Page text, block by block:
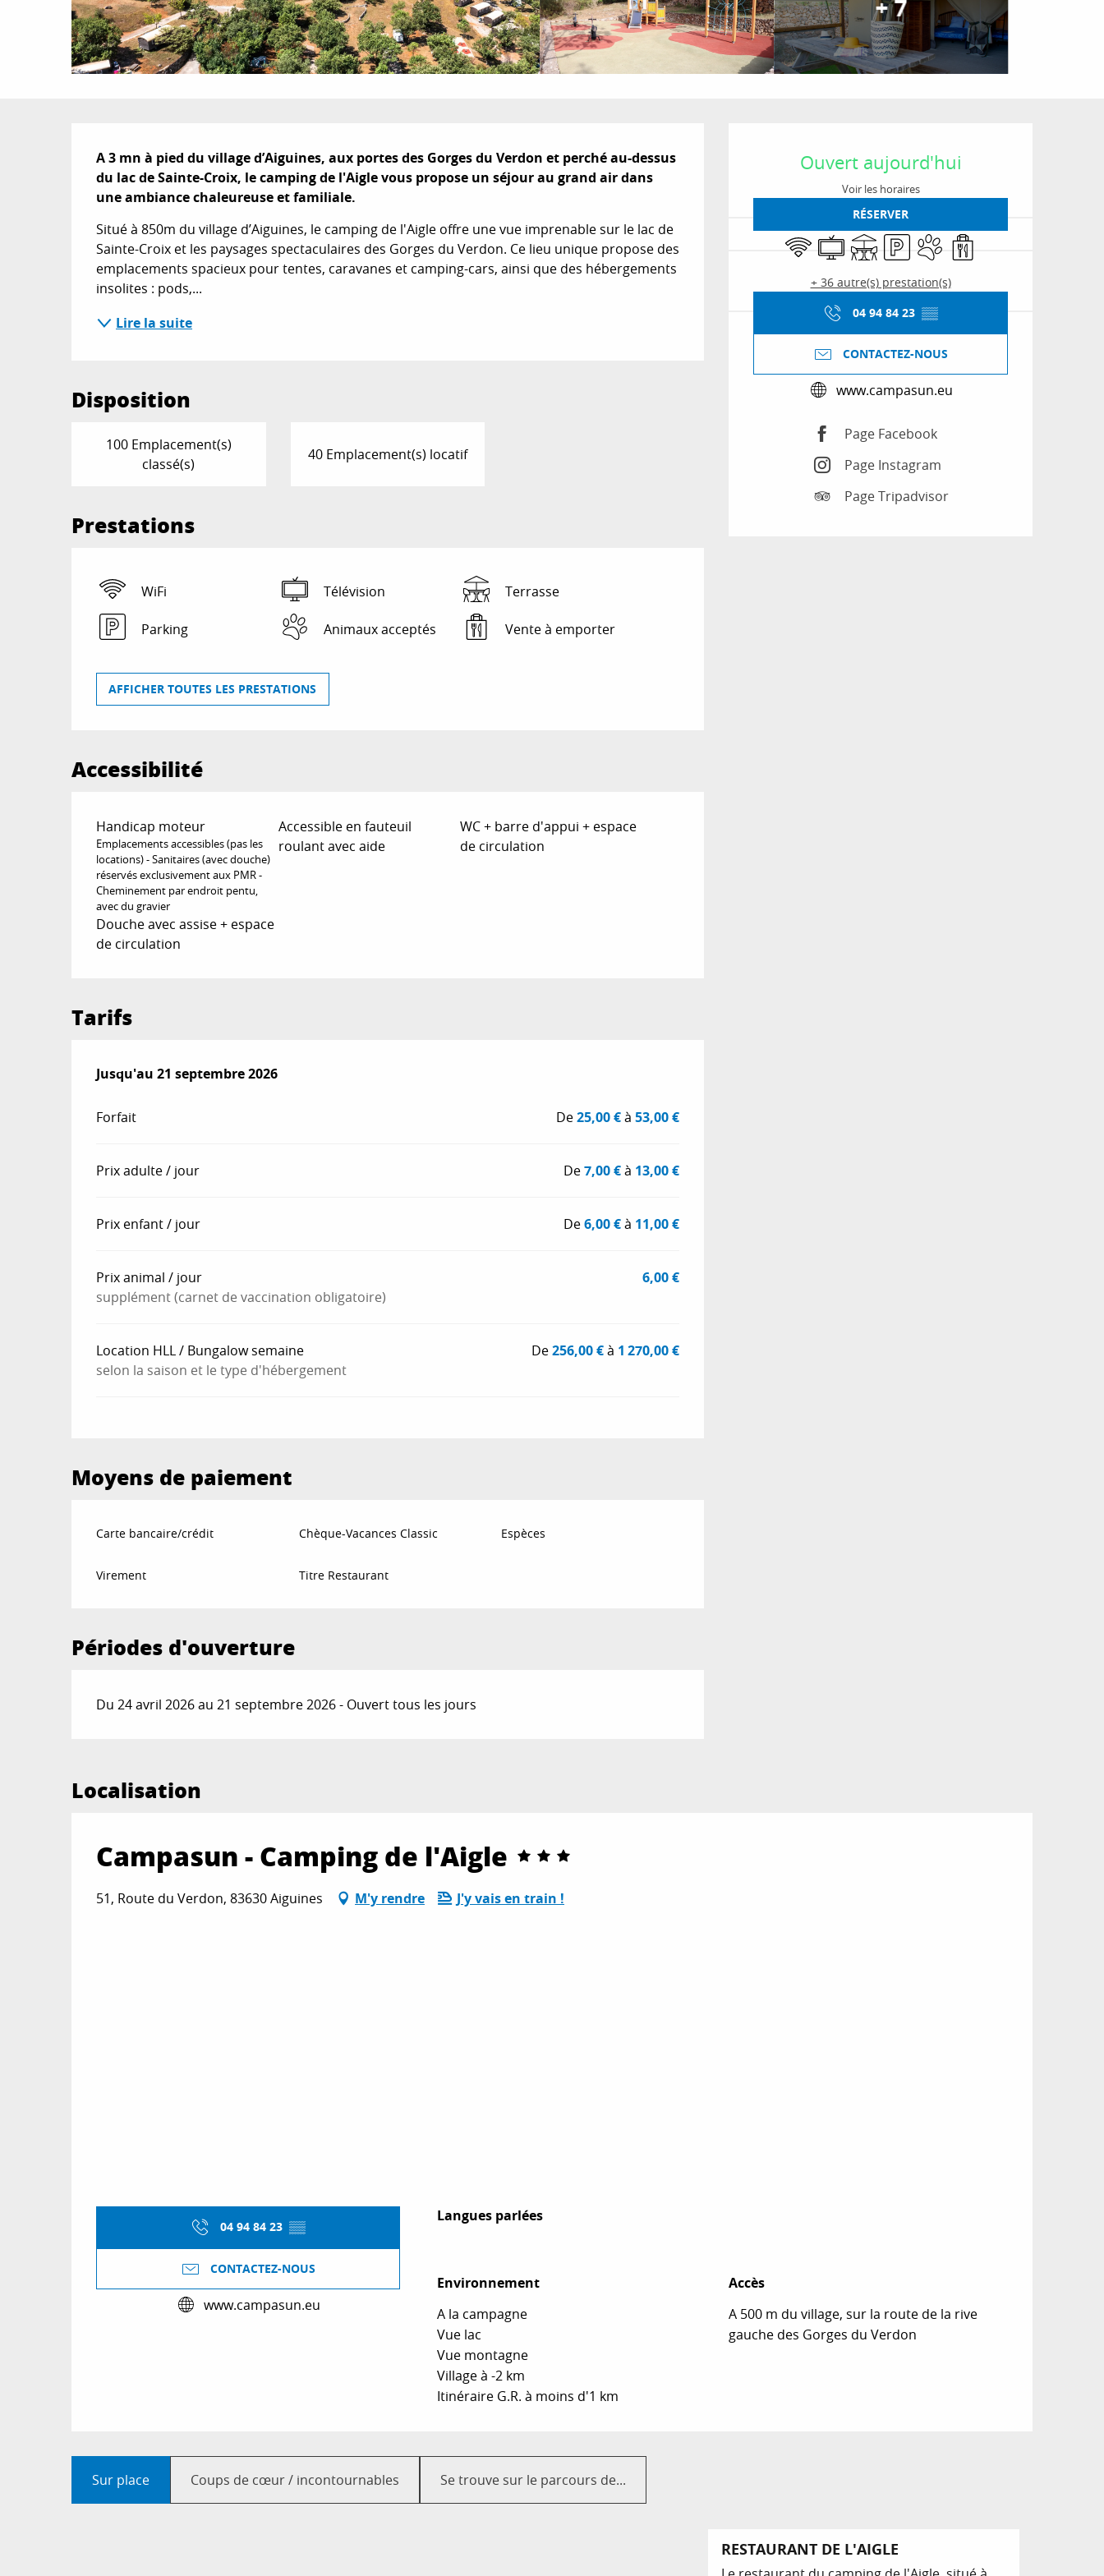
+ 7
Ouverture et
Ouvert aujourd'hui
Voir les horaires
RÉSERVER
WiFi TélévisionTerrasseParkingAnimaux acceptés
Vente à emporter
+ 36 autre(s) prestation(s)
04 94 84 23 ▒▒
CONTACTEZ-NOUS
www.campasun.eu
Page Facebook
Page Instagram
Page Tripadvisor
Description
A 3 mn à pied du village d’Aiguines, aux portes des Gorges du Verdon et perché au-dessus
du lac de Sainte-Croix, le camping de l'Aigle vous propose un séjour au grand air dans
une ambiance chaleureuse et familiale.
Situé à 850m du village d’Aiguines, le camping de l'Aigle offre une vue imprenable sur le lac de
Sainte-Croix et les paysages spectaculaires des Gorges du Verdon. Ce lieu unique propose des
emplacements spacieux pour tentes, caravanes et camping-cars, ainsi que des hébergements
insolites : pods,...
Lire la suite
Disposition
100 Emplacement(s)
classé(s)
40 Emplacement(s) locatif
Prestations
WiFi Télévision Terrasse
Parking Animaux acceptés Vente à emporter
AFFICHER TOUTES LES PRESTATIONS
Accessibilité
Handicap moteur
Emplacements accessibles (pas les
locations) - Sanitaires (avec douche)
réservés exclusivement aux PMR -
Cheminement par endroit pentu,
avec du gravier
Accessible en fauteuil
roulant avec aide
WC + barre d'appui + espace
de circulation
Douche avec assise + espace
de circulation
Tarifs
Du24 avril 2026au21 septembre 2026
Jusqu'au 21 septembre 2026
Forfait De25,00 €à53,00 €
Prix adulte / jour De7,00 €à 13,00 €
Prix enfant / jour De6,00 €à 11,00 €
Prix animal / jour
supplément (carnet de vaccination obligatoire)
6,00 €
Location HLL / Bungalow semaine
selon la saison et le type d'hébergement
De256,00 €à 1 270,00 €
Moyens de paiement
Carte bancaire/crédit Chèque-Vacances Classic Espèces
Virement Titre Restaurant
Périodes d'ouverture
Du 24 avril 2026 au 21 septembre 2026 - Ouvert tous les jours
Localisation
Campasun - Camping de l'Aigle
51, Route du Verdon, 83630 Aiguines M'y rendre J'y vais en train !
04 94 84 23 ▒▒
CONTACTEZ-NOUS
www.campasun.eu
Langues parlées
Langues parlées
Environnement
Environnement
A la campagne
Vue lac
Vue montagne
Village à -2 km
Itinéraire G.R. à moins d'1 km
Accès
Accès
A 500 m du village, sur la route de la rive
gauche des Gorges du Verdon
Sur place Coups de cœur / incontournables Se trouve sur le parcours de...
RESTAURANT DE L'AIGLE